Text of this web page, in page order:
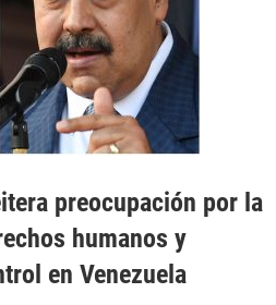
preocupación por la
humanos y
en Venezuela